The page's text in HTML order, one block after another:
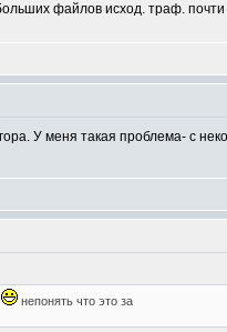
файлов исход. траф. почти
У меня такая проблема- с
непонять что это за